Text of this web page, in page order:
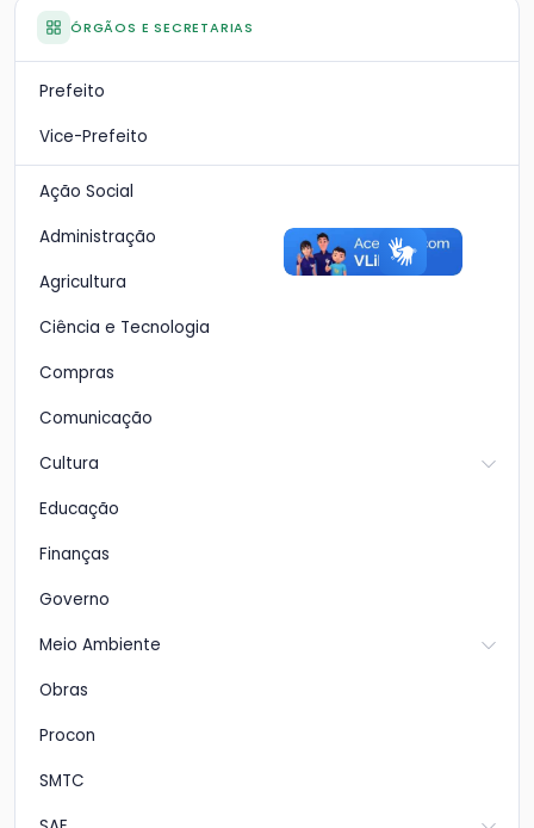
ÓRGÃOS E SECRETARIAS
Prefeito
Vice-Prefeito
Ação Social
Administração
Agricultura
Ciência e Tecnologia
Compras
Comunicação
Cultura
Educação
Finanças
Governo
Meio Ambiente
Obras
Procon
SMTC